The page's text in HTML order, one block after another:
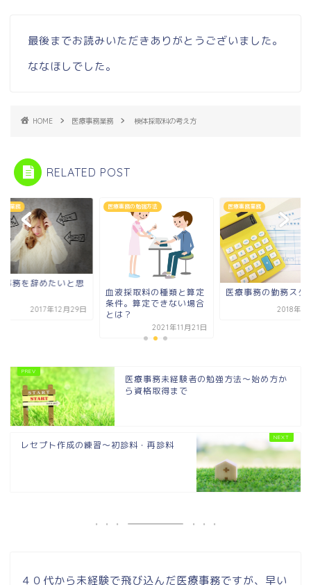
最後までお読みいただきありがとうございました。
ななほしでした。
HOME 医療事務業務 検体採取料の考え方
RELATED POST
務業務
事務を辞めたいと思
2017年12月29日
医療事務の勉強方法
血液採取料の種類と算定
条件。算定できない場合
とは？
2021年11月21日
医療事務業務
医療事務の勤務スタ
2018年1
医療事務未経験者の勉強方法～始め方か
ら資格取得まで
レセプト作成の練習～初診料・再診料
４０代から未経験で飛び込んだ医療事務ですが、早い